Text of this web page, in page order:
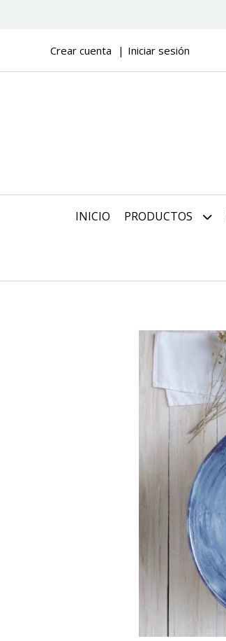
Crear cuenta Iniciar sesión
INICIO PRODUCTOS